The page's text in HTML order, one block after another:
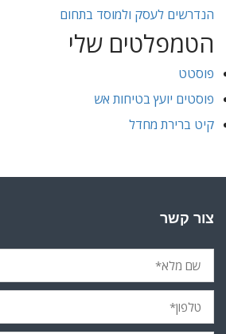
הנדרשים לעסק ולמוסד בתחום
הטמפלטים שלי
פוסטט
פוסטים יועץ בטיחות אש
קיט ברירת מחדל
צור קשר